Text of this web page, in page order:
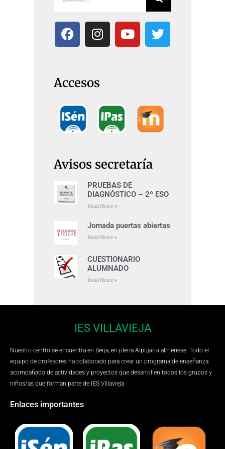
Accesos
Avisos secretaría
PRUEBAS DE
DIAGNÓSTICO – 2º ESO
Read More »
Jornada puertas abiertas
Read More »
CUESTIONARIO
ALUMNADO
Read More »
IES VILLAVIEJA
Nuestro centro se encuentra en Berja, en plena Alpujarra almeriese. Todo el
equipo de profesores ha colaborado para crear un programa de enseñanza
acompañado de actividades y proyectos que desarrollen todos los grupos y
niños/as que forman parte de IES Villavieja
Enlaces importantes